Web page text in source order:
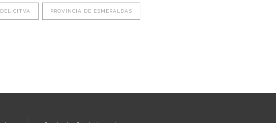
PROVINCIA DE ESMERALDAS